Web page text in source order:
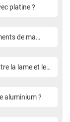
platine ?
de ma
la lame et les
aluminium ?